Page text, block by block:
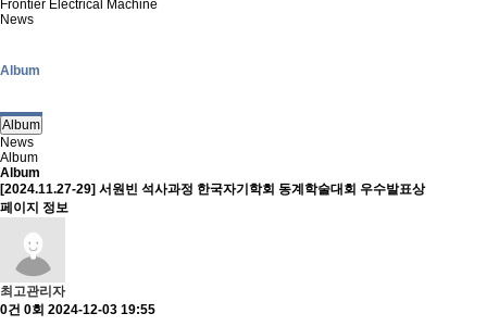
Frontier Electrical Machine
News
Album
Album
News
Album
Album
[2024.11.27-29] 서원빈 석사과정 한국자기학회 동계학술대회 우수발표상
페이지 정보
최고관리자
0건 0회 2024-12-03 19:55